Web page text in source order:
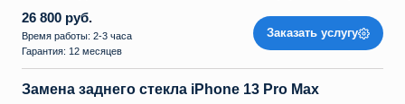
26 800 руб.
Время работы: 2-3 часа
Гарантия: 12 месяцев
Заказать услугу
Замена заднего стекла iPhone 13 Pro Max